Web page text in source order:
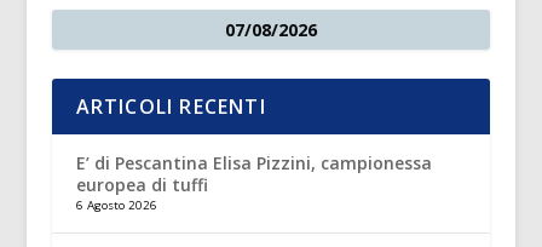
07/08/2026
ARTICOLI RECENTI
E’ di Pescantina Elisa Pizzini, campionessa
europea di tuffi
6 Agosto 2026